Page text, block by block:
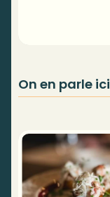
On en parle ici